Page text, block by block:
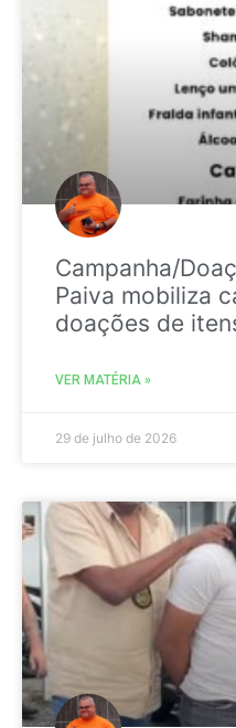
Campanha/
Paiva mobiliza
doações de
VER MATÉRIA »
29 de julho de 2026